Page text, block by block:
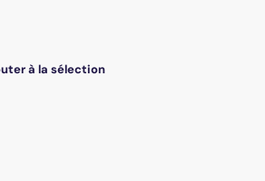
à la sélection